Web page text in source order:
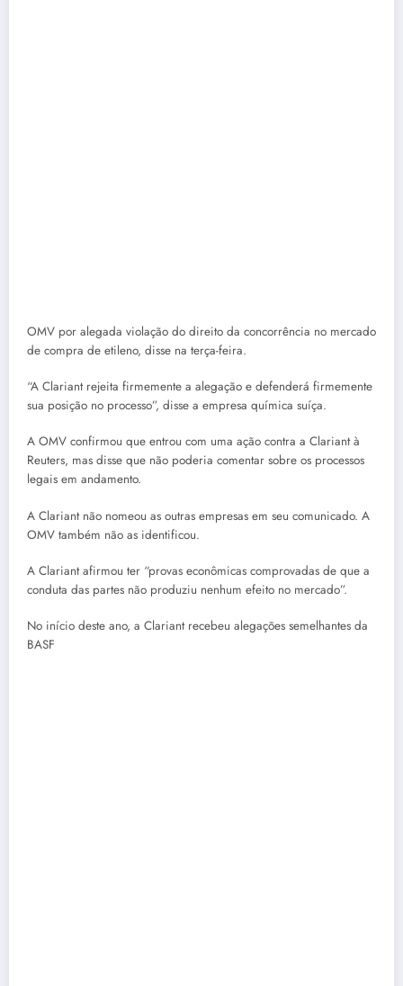
OMV por alegada violação do direito da concorrência no mercado
de compra de etileno, disse na terça-feira.
“A Clariant rejeita firmemente a alegação e defenderá firmemente
sua posição no processo”, disse a empresa química suíça.
A OMV confirmou que entrou com uma ação contra a Clariant à
Reuters, mas disse que não poderia comentar sobre os processos
legais em andamento.
A Clariant não nomeou as outras empresas em seu comunicado. A
OMV também não as identificou.
A Clariant afirmou ter “provas econômicas comprovadas de que a
conduta das partes não produziu nenhum efeito no mercado”.
No início deste ano, a Clariant recebeu alegações semelhantes da
BASF